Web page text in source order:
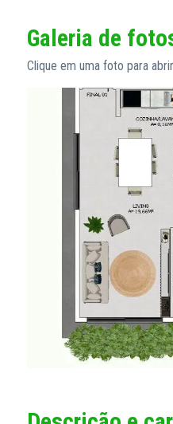
Galeria de
Clique em uma foto para